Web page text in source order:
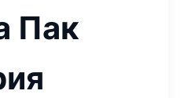
Пак